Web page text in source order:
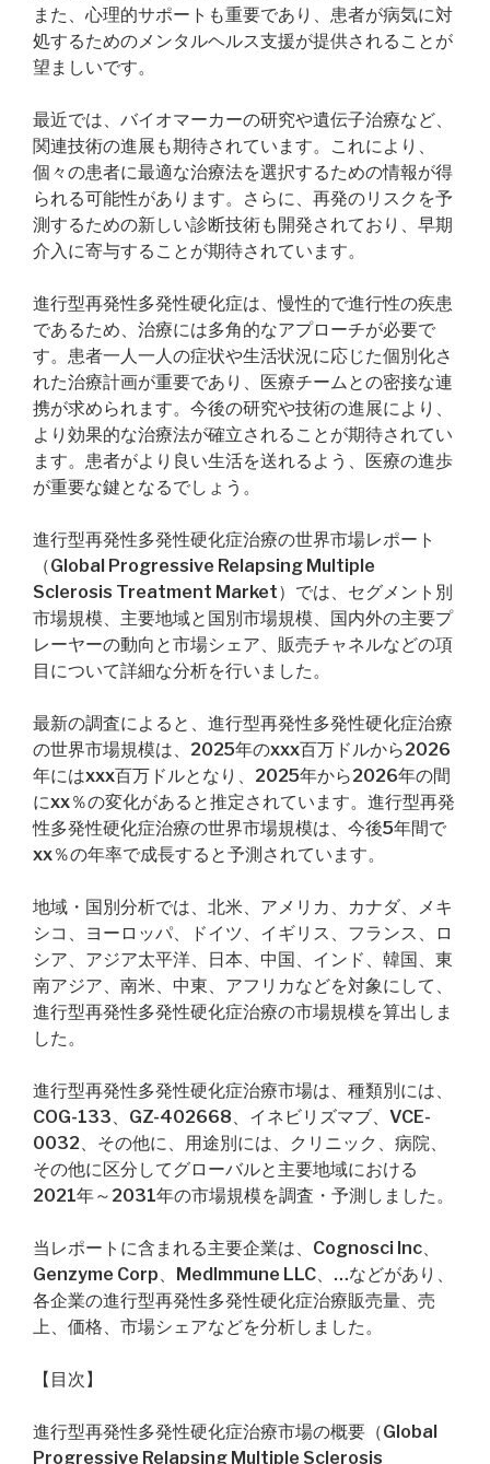
また、心理的サポートも重要であり、患者が病気に対
処するためのメンタルヘルス支援が提供されることが
望ましいです。
最近では、バイオマーカーの研究や遺伝子治療など、
関連技術の進展も期待されています。これにより、
個々の患者に最適な治療法を選択するための情報が得
られる可能性があります。さらに、再発のリスクを予
測するための新しい診断技術も開発されており、早期
介入に寄与することが期待されています。
進行型再発性多発性硬化症は、慢性的で進行性の疾患
であるため、治療には多角的なアプローチが必要で
す。患者一人一人の症状や生活状況に応じた個別化さ
れた治療計画が重要であり、医療チームとの密接な連
携が求められます。今後の研究や技術の進展により、
より効果的な治療法が確立されることが期待されてい
ます。患者がより良い生活を送れるよう、医療の進歩
が重要な鍵となるでしょう。
進行型再発性多発性硬化症治療の世界市場レポート
（Global Progressive Relapsing Multiple
Sclerosis Treatment Market）では、セグメント別
市場規模、主要地域と国別市場規模、国内外の主要プ
レーヤーの動向と市場シェア、販売チャネルなどの項
目について詳細な分析を行いました。
最新の調査によると、進行型再発性多発性硬化症治療
の世界市場規模は、2025年のxxx百万ドルから2026
年にはxxx百万ドルとなり、2025年から2026年の間
にxx％の変化があると推定されています。進行型再発
性多発性硬化症治療の世界市場規模は、今後5年間で
xx％の年率で成長すると予測されています。
地域・国別分析では、北米、アメリカ、カナダ、メキ
シコ、ヨーロッパ、ドイツ、イギリス、フランス、ロ
シア、アジア太平洋、日本、中国、インド、韓国、東
南アジア、南米、中東、アフリカなどを対象にして、
進行型再発性多発性硬化症治療の市場規模を算出しま
した。
進行型再発性多発性硬化症治療市場は、種類別には、
COG-133、GZ-402668、イネビリズマブ、VCE-
0032、その他に、用途別には、クリニック、病院、
その他に区分してグローバルと主要地域における
2021年～2031年の市場規模を調査・予測しました。
当レポートに含まれる主要企業は、Cognosci Inc、
Genzyme Corp、MedImmune LLC、…などがあり、
各企業の進行型再発性多発性硬化症治療販売量、売
上、価格、市場シェアなどを分析しました。
【目次】
進行型再発性多発性硬化症治療市場の概要（Global
Progressive Relapsing Multiple Sclerosis